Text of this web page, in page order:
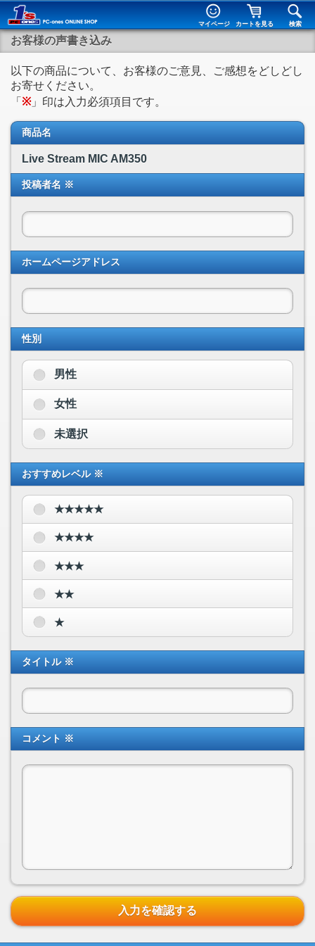
マイページ カートを見る 検索
お客様の声書き込み
以下の商品について、お客様のご意見、ご感想をどしどし
お寄せください。
「 ※」印は入力必須項目です。
商品名
Live Stream MIC AM350
投稿者名 ※
ホームページアドレス
性別
男性
女性
未選択
おすすめレベル ※
★★★★★
★★★★
★★★
★★
★
タイトル ※
コメント ※
入力を確認する